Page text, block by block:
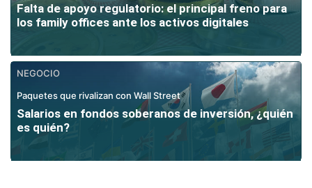
Falta de apoyo regulatorio: el principal freno para
los family offices ante los activos digitales
NEGOCIO
Paquetes que rivalizan con Wall Street
Salarios en fondos soberanos de inversión, ¿quién
es quién?